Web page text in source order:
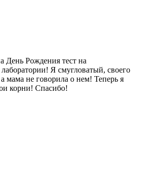
День Рождения тест на
Я смугловатый, своего
мама не говорила о нем! Теперь я
корни! Спасибо!